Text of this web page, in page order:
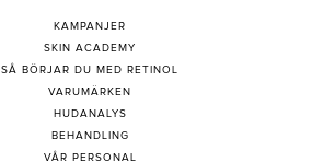
KAMPANJER
SKIN ACADEMY
SÅ BÖRJAR DU MED RETINOL
VARUMÄRKEN
HUDANALYS
BEHANDLING
VÅR PERSONAL